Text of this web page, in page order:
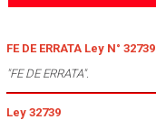
FE DE ERRATA Ley N° 32739
"FE DE ERRATA".
Ley 32739